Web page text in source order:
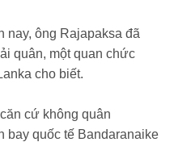
nay, ông Rajapaksa đã
quân, một quan chức
cho biết.
cứ không quân
bay quốc tế Bandaranaike